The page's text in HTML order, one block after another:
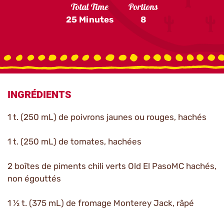
Total Time
25 Minutes
Portions
8
INGRÉDIENTS
1 t. (250 mL) de poivrons jaunes ou rouges, hachés
1 t. (250 mL) de tomates, hachées
2 boîtes de piments chili verts Old El PasoMC hachés,
non égouttés
1 ½ t. (375 mL) de fromage Monterey Jack, râpé